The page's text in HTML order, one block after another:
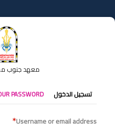
إلى
المحتوى
معهد جنوب
التبويبات
الأساسية
تسجيل الدخول PASSWORD
Username or email address